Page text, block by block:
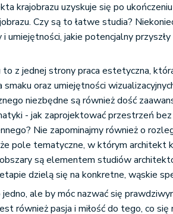
krajobrazu uzyskuje się po
Czy są to łatwe studia?
i umiejętności, jakie potencjalny przyszły
to z jednej strony praca estetyczna,
oraz umiejętności
niezbędne są również dość
- jak zaprojektować przestrzeń
Nie zapominajmy również o
pole tematyczne, w którym architekt
są elementem studiów
dzielą się na konkretne, wąskie
ale by móc nazwać się
również pasja i miłość do tego, co się